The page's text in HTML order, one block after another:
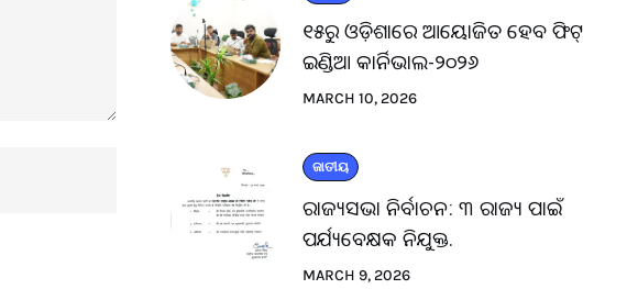
୧୫ରୁ ଓଡ଼ିଶାରେ ଆୟୋଜିତ ହେବ ଫିଟ୍
ଇଣ୍ଡିଆ କାର୍ନିଭାଲ-୨୦୨୬
MARCH 10, 2026
ଜାତୀୟ
ରାଜ୍ୟସଭା ନିର୍ବାଚନ: ୩ ରାଜ୍ୟ ପାଇଁ
ପର୍ଯ୍ୟବେକ୍ଷକ ନିଯୁକ୍ତ.
MARCH 9, 2026